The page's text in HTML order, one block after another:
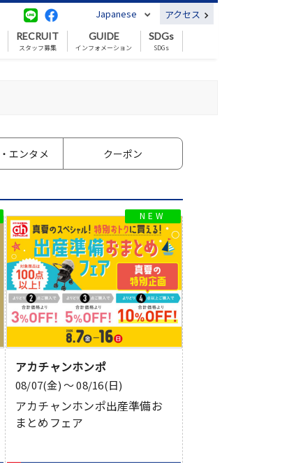
Japanese アクセス
RECRUIT
スタッフ募集
GUIDE
インフォメーション
SDGs
SDGs
・エンタメ クーポン
アカチャンホンポ
08/07(金) 〜 08/16(日)
アカチャンホンポ出産準備お
まとめフェア